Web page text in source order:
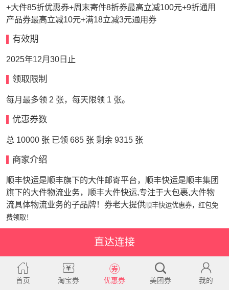
+大件85折优惠券+周末寄件8折券最高立减100元+9折通用
产品券最高立减10元+满18立减3元通用券
有效期
2025年12月30日止
领取限制
每月最多领 2 张，每天限领 1 张。
优惠券数
总 10000 张 已领 685 张 剩余 9315 张
商家介绍
顺丰快运是顺丰旗下的大件邮寄平台，顺丰快运是顺丰集团
旗下的大件物流业务，顺丰大件快运,专注于大包裹,大件物
流具体物流业务的子品牌！券老大提供 顺丰快运优惠券，红包免
费领取！
直达连接
首页 淘宝券 优惠券 美团券 我的